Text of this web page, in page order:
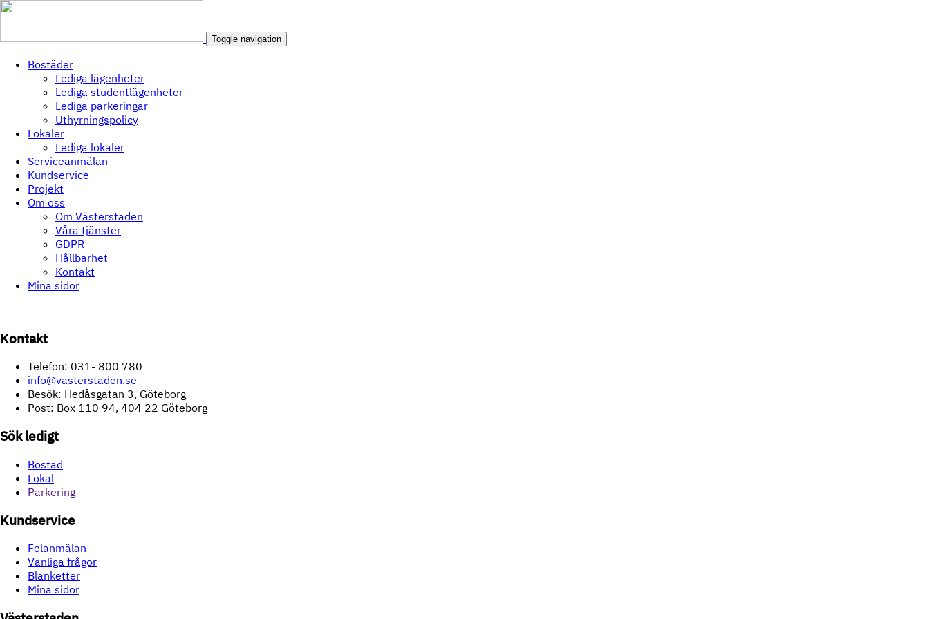
Toggle navigation
Bostäder
Lediga lägenheter
Lediga studentlägenheter
Lediga parkeringar
Uthyrningspolicy
Lokaler
Lediga lokaler
Serviceanmälan
Kundservice
Projekt
Om oss
Om Västerstaden
Våra tjänster
GDPR
Hållbarhet
Kontakt
Mina sidor
Kontakt
Telefon: 031- 800 780
info@vasterstaden.se
Besök: Hedåsgatan 3, Göteborg
Post: Box 110 94, 404 22 Göteborg
Sök ledigt
Bostad
Lokal
Parkering
Kundservice
Felanmälan
Vanliga frågor
Blanketter
Mina sidor